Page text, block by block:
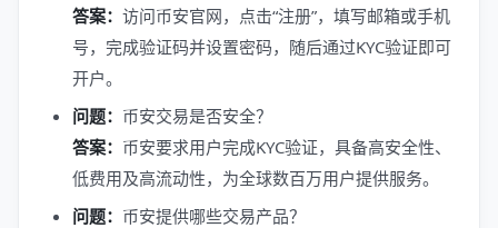
答案： 访问币安官网，点击“注册”，填写邮箱或手机
号，完成验证码并设置密码，随后通过KYC验证即可
开户。
问题： 币安交易是否安全？
答案： 币安要求用户完成KYC验证，具备高安全性、
低费用及高流动性，为全球数百万用户提供服务。
问题： 币安提供哪些交易产品？